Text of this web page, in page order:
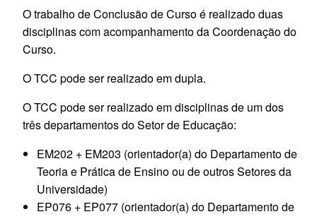
O trabalho de Conclusão de Curso é realizado duas
disciplinas com acompanhamento da Coordenação do
Curso.
O TCC pode ser realizado em dupla.
O TCC pode ser realizado em disciplinas de um dos
três departamentos do Setor de Educação:
EM202 + EM203 (orientador(a) do Departamento de
Teoria e Prática de Ensino ou de outros Setores da
Universidade)
EP076 + EP077 (orientador(a) do Departamento de